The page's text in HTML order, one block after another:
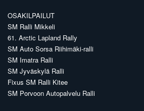
OSAKILPAILUT
SM Ralli Mikkeli
61. Arctic Lapland Rally
SM Auto Sorsa Riihimäki-ralli
SM Imatra Ralli
SM Jyväskylä Ralli
Fixus SM Ralli Kitee
SM Porvoon Autopalvelu Ralli